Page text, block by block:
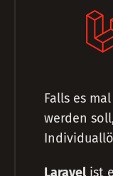
Falls es
werden
Laravelist